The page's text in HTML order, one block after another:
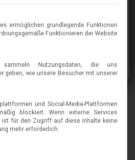
von Tom Ford
Schnitt. Die aus
Acetat hergestellte Brille hat
Form und sitzt
Nase. Eine Brille, mit der Sie
und Stil beweisen.
tom-ford
TF5955-B
für die eine Einwilligung erteilt werden kann. Die
ermöglichen grundlegende Funktionen
Funktionieren der Website
sammeln Nutzungsdaten, die uns
geben, wie unsere Besucher mit unserer
und Social-Media-Plattformen
blockiert. Wenn externe Services
ist für den Zugriff auf diese Inhalte keine
mehr erforderlich.